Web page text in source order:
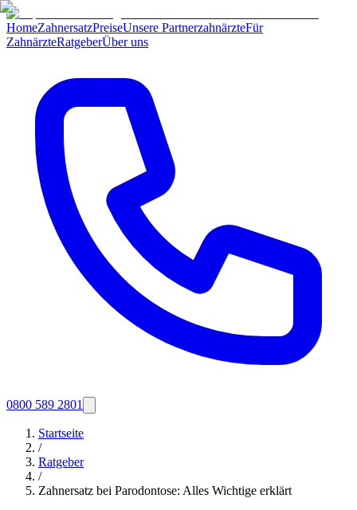
HomeZahnersatzPreiseUnsere PartnerzahnärzteFür
ZahnärzteRatgeberÜber uns
0800 589 2801
Startseite
/
Ratgeber
/
Zahnersatz bei Parodontose: Alles Wichtige erklärt